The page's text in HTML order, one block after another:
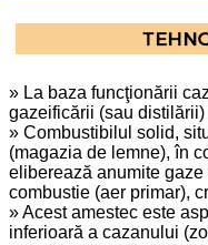
» La baza funcţionării
gazeificării (sau
» Combustibilul solid,
(magazia de lemne), în
eliberează anumite
combustie (aer primar),
» Acest amestec este
inferioară a cazanului